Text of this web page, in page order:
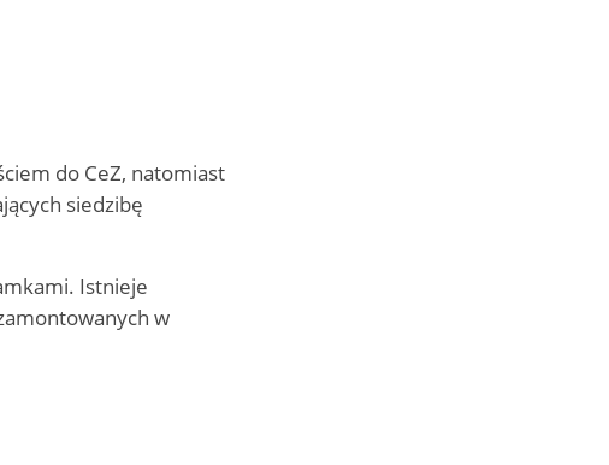
do CeZ, natomiast
siedzibę
Istnieje
w